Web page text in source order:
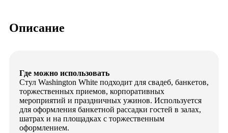
Описание
Где можно использовать
Стул Washington White подходит для свадеб, банкетов,
торжественных приемов, корпоративных
мероприятий и праздничных ужинов. Используется
для оформления банкетной рассадки гостей в залах,
шатрах и на площадках с торжественным
оформлением.